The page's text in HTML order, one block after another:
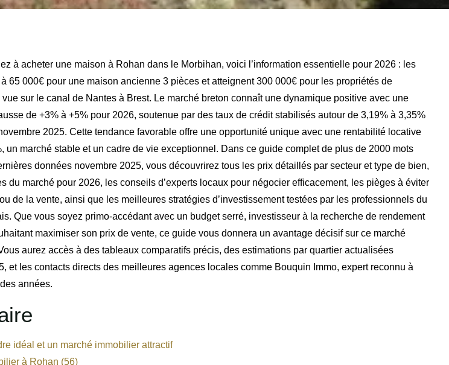
à acheter une maison à Rohan dans le Morbihan, voici l’information essentielle pour 2026 : les
65 000€ pour une maison ancienne 3 pièces et atteignent 300 000€ pour les propriétés de
sur le canal de Nantes à Brest. Le marché breton connaît une dynamique positive avec une
de +3% à +5% pour 2026, soutenue par des taux de crédit stabilisés autour de 3,19% à 3,35%
2025. Cette tendance favorable offre une opportunité unique avec une rentabilité locative
un marché stable et un cadre de vie exceptionnel. Dans ce guide complet de plus de 2000 mots
données novembre 2025, vous découvrirez tous les prix détaillés par secteur et type de bien,
du marché pour 2026, les conseils d’experts locaux pour négocier efficacement, les pièges à éviter
ou de la vente, ainsi que les meilleures stratégies d’investissement testées par les professionnels du
Que vous soyez primo-accédant avec un budget serré, investisseur à la recherche de rendement
maximiser son prix de vente, ce guide vous donnera un avantage décisif sur ce marché
aurez accès à des tableaux comparatifs précis, des estimations par quartier actualisées
et les contacts directs des meilleures agences locales comme Bouquin Immo, expert reconnu à
années.
idéal et un marché immobilier attractif
à Rohan (56)